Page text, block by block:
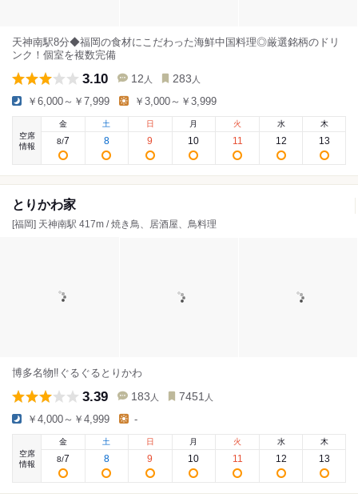
天神南駅8分◆福岡の食材にこだわった海鮮中国料理◎厳選銘柄のドリ
ンク！個室を複数完備
3.10 12 人 283 人
￥6,000～￥7,999 ￥3,000～￥3,999
空席
情報
金
8/7
土
8
日
9
月
10
火
11
水
12
木
13
とりかわ家
[福岡] 天神南駅 417m / 焼き鳥、居酒屋、鳥料理
博多名物‼︎ぐるぐるとりかわ
3.39 183 人 7451 人
￥4,000～￥4,999 -
空席
情報
金
8/7
土
8
日
9
月
10
火
11
水
12
木
13